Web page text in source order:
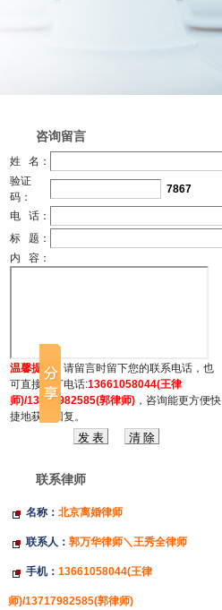
咨询留言
姓 名：
验证
码：
7867
电 话：
标 题：
内 容：
温馨提示： 请留言时留下您的联系电话，也
可直接拔打电话:13661058044(王律
师)/13717982585(郭律师)，咨询能更方便快
捷地获得回复。
联系律师
名称： 北京离婚律师
联系人： 郭万华律师＼王秀全律师
手机： 13661058044(王律
师)/13717982585(郭律师)